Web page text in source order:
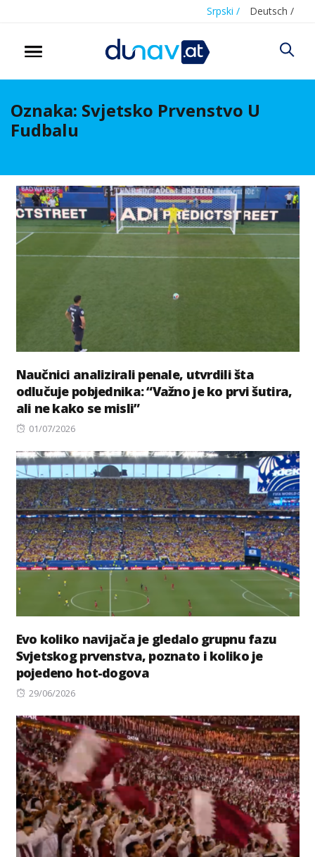
Srpski / Deutsch /
Oznaka: Svjetsko Prvenstvo U
Fudbalu
Naučnici analizirali penale, utvrdili šta
odlučuje pobjednika: “Važno je ko prvi šutira,
ali ne kako se misli”
Posted
01/07/2026
Evo koliko navijača je gledalo grupnu fazu
Svjetskog prvenstva, poznato i koliko je
pojedeno hot-dogova
Posted
29/06/2026